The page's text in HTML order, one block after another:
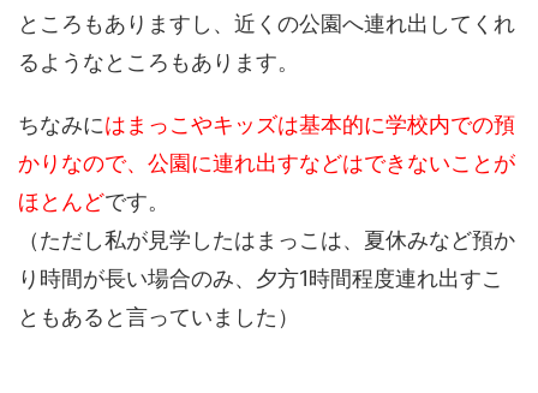
ところもありますし、近くの公園へ連れ出してくれ
るようなところもあります。
ちなみにはまっこやキッズは基本的に学校内での預
かりなので、公園に連れ出すなどはできないことが
ほとんどです。
（ただし私が見学したはまっこは、夏休みなど預か
り時間が長い場合のみ、夕方1時間程度連れ出すこ
ともあると言っていました）